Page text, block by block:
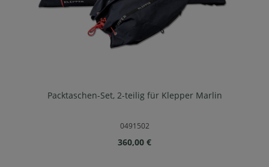
Packtaschen-Set, 2-teilig für Klepper Marlin
0491502
Regulärer Preis:
360,00 €